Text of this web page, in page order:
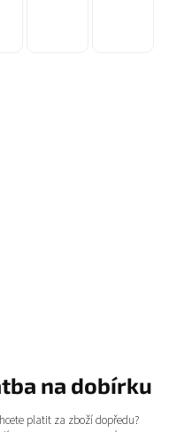
na dobírku
platit za zboží dopředu?